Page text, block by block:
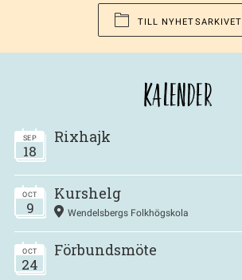
TILL NYHETSARKIVET
KALENDER
SEP
18
Rixhajk
OCT
9
Kurshelg
Wendelsbergs Folkhögskola
OCT
24
Förbundsmöte